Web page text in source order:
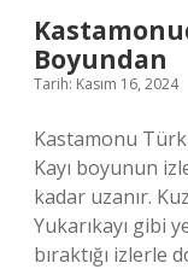
Boyundan
Tarih: Kasım 16, 2024
Kastamonu
Kayı boyunun
kadar uzanır.
Yukarıkayı gibi
bıraktığı izlerle